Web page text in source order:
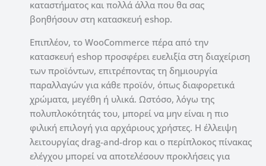
καταστήματος και πολλά άλλα που θα σας
βοηθήσουν στη κατασκευή eshop.
Επιπλέον, το WooCommerce πέρα από την
κατασκευή eshop προσφέρει ευελιξία στη διαχείριση
των προϊόντων, επιτρέποντας τη δημιουργία
παραλλαγών για κάθε προϊόν, όπως διαφορετικά
χρώματα, μεγέθη ή υλικά. Ωστόσο, λόγω της
πολυπλοκότητάς του, μπορεί να μην είναι η πιο
φιλική επιλογή για αρχάριους χρήστες. Η έλλειψη
λειτουργίας drag-and-drop και ο περίπλοκος πίνακας
ελέγχου μπορεί να αποτελέσουν προκλήσεις για